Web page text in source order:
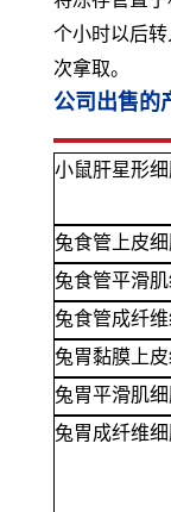
个小时以后
次拿取。
公司出售的
小鼠肝星形
兔食管上皮
兔食管平滑
兔食管成纤
兔胃黏膜上
兔胃平滑肌
兔胃成纤维